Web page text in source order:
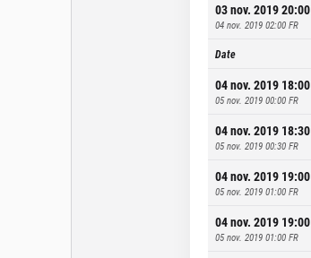
03 nov. 2019 20:00
04 nov. 2019 02:00 FR
Date
04 nov. 2019 18:00
05 nov. 2019 00:00 FR
04 nov. 2019 18:30
05 nov. 2019 00:30 FR
04 nov. 2019 19:00
05 nov. 2019 01:00 FR
04 nov. 2019 19:00
05 nov. 2019 01:00 FR